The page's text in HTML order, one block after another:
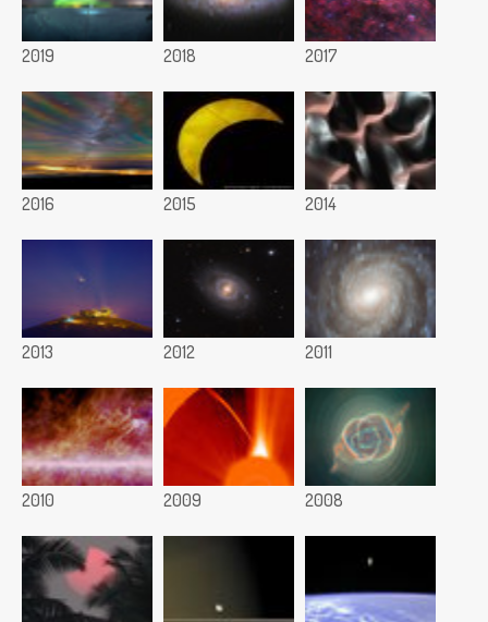
2019 2018 2017
2016 2015 2014
2013 2012 2011
2010 2009 2008